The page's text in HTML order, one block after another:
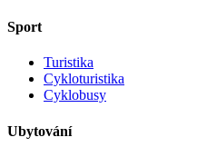
Sport
Turistika
Cykloturistika
Cyklobusy
Ubytování